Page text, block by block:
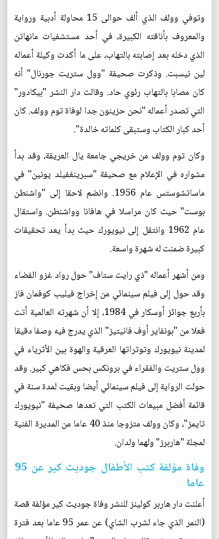
وتوفي وولف الذي ألف حوالى 15 محاولة أدبية ورواية
والمعروف بأناقته الكبيرة، في أحد مستشفيات مانهاتن
الذي دخله بعد إصابته بالتهاب، على ما أكدت وكيلة أعماله
لين نيسبت. وذكرت صحيفة "وول ستريت جورنال" أنه
كان مصابا بالتهاب رئوي حاد. وقالت دار النشر "بيكادور"
التي تصدر أعماله "نحن حزينون جدا لوفاة توم وولف. كان
أحد كبار الكتاب وستبقى كلماته خالدة".
وكان توم وولف من خريجي جامعة يال العريقة، وقد بدأ
مشواره في الإعلام مع صحيفة "سبرينغفيلد يونين" في
ماساتشوستس عام 1956. وانضم لاحقا إلى "واشنطن
بوست" حيث كان مراسلا في هافانا وواشنطن. واستقال
عام 1962 وانتقل إلى نيويورك حيث بدأ يعد تحقيقات
كبيرة ضمنت له شهرة واسعة.
ومن أشهر أعماله "ذي رايت ستاف" حول رواد غزو الفضاء
وقد حول إلى فيلم سينمائي من إخراج فيليب كوفمان فاز
بأربع جوائز أوسكار في 1984، إلا أن شهرته العالمية أتت
فعلا من "بونفاير أوف فانيتيز" الذي يدرج فيه وصفا دقيقا
لمدينة نيويورك وتوتراتها العرقية والهوة بين الأثرياء في
وول ستريت والفقراء في برونكس بحس فكاهي كبير. وقد
حولت الرواية إلى فيلم سينمائي أيضا وبقيت لمدة سنة في
قائمة أفضل مبيعات الكتب التي تعدها صحيفة "نيويورك
تايمز"، وكان وولف متزوجا منذ 40 عاما من المديرة الفنية
لمجلة "هاربرز" ولهما ولدان.
وفاة مؤلفة كتب الأطفال جوديث كير عن 95
عاما
أعلنت دار هاربر كولينز للنشر وفاة جوديث كير مؤلفة قصة
(النمر الذي جاء لشرب الشاي) عن عمر 95 عاما بعد فترة